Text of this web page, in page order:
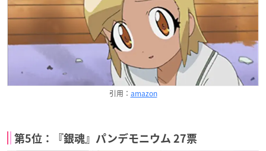
引用： amazon
第5位：『銀魂』パンデモニウム 27票